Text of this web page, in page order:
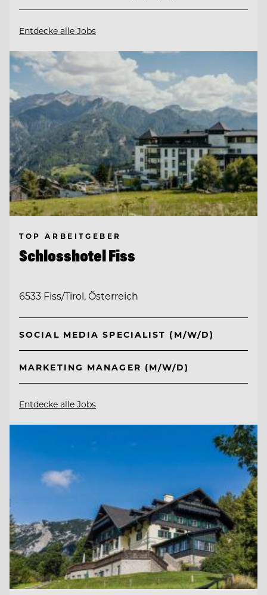
Entdecke alle Jobs
TOP ARBEITGEBER
Schlosshotel Fiss
6533 Fiss/Tirol, Österreich
SOCIAL MEDIA SPECIALIST (M/W/D)
MARKETING MANAGER (M/W/D)
Entdecke alle Jobs